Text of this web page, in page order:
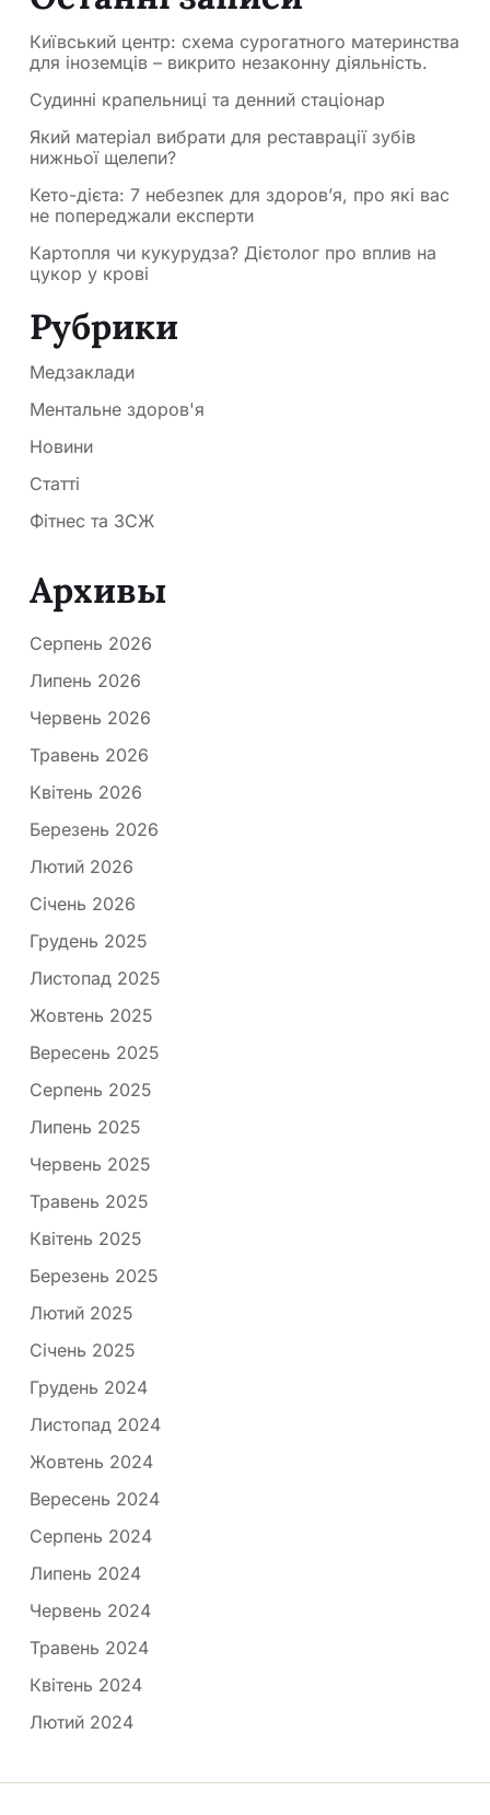
Київський центр: схема сурогатного материнства
для іноземців – викрито незаконну діяльність.
Судинні крапельниці та денний стаціонар
Який матеріал вибрати для реставрації зубів
нижньої щелепи?
Кето-дієта: 7 небезпек для здоров’я, про які вас
не попереджали експерти
Картопля чи кукурудза? Дієтолог про вплив на
цукор у крові
Рубрики
Медзаклади
Ментальне здоров'я
Новини
Статті
Фітнес та ЗСЖ
Архивы
Серпень 2026
Липень 2026
Червень 2026
Травень 2026
Квітень 2026
Березень 2026
Лютий 2026
Січень 2026
Грудень 2025
Листопад 2025
Жовтень 2025
Вересень 2025
Серпень 2025
Липень 2025
Червень 2025
Травень 2025
Квітень 2025
Березень 2025
Лютий 2025
Січень 2025
Грудень 2024
Листопад 2024
Жовтень 2024
Вересень 2024
Серпень 2024
Липень 2024
Червень 2024
Травень 2024
Квітень 2024
Лютий 2024